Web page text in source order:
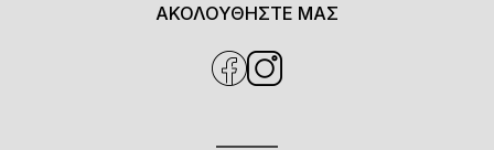
ΑΚΟΛΟΥΘΗΣΤΕ ΜΑΣ